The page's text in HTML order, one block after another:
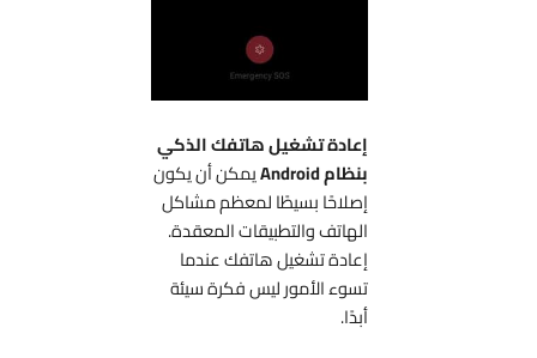
إعادة تشغيل هاتفك الذكي
يمكن أن يكون
إصلاحًا بسيطًا لمعظم مشاكل
الهاتف والتطبيقات المعقدة.
إعادة تشغيل هاتفك عندما
تسوء الأمور ليس فكرة سيئة